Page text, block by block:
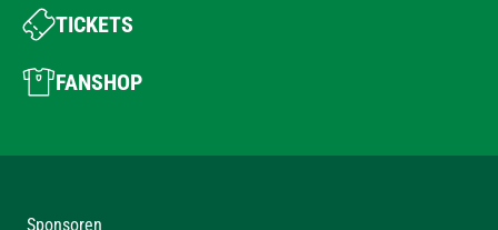
TICKETS
FANSHOP
Sponsoren